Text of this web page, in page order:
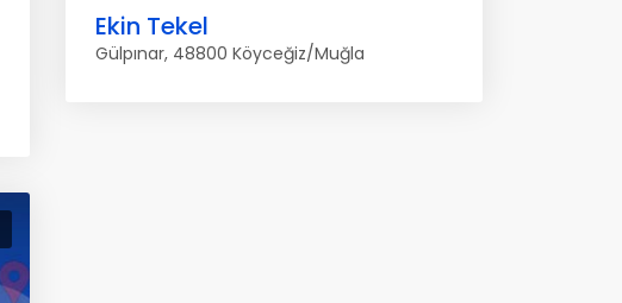
Ekin Tekel
Gülpınar, 48800 Köyceğiz/Muğla